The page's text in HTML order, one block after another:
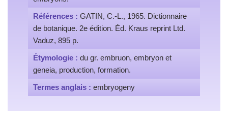
Références : GATIN, C.-L., 1965. Dictionnaire
de botanique. 2e édition. Éd. Kraus reprint Ltd.
Vaduz, 895 p.
Étymologie : du gr. embruon, embryon et
geneia, production, formation.
Termes anglais : embryogeny